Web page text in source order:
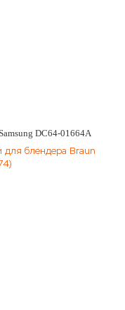
DC64-01664A